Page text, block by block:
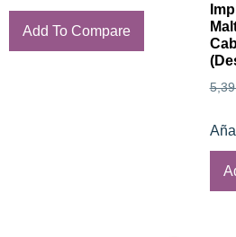
Add To Compare